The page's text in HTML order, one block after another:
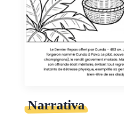
Narrativa